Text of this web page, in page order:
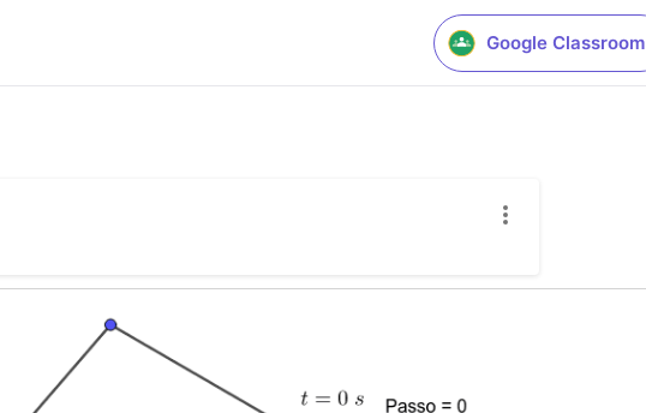
Google Classroom